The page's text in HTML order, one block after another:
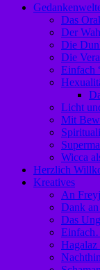
Das
Der
Die
Die
Einfach
Licht
Mit
Wicca
Herzlich
Kreatives
An
Dank
Das